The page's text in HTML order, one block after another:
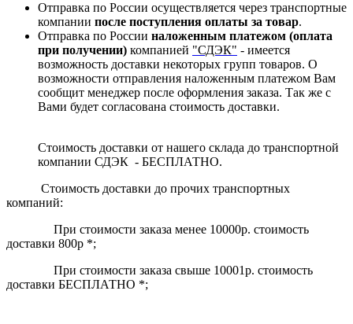
Отправка по России осуществляется через транспортные
компании после поступления оплаты за товар.
Отправка по России наложенным платежом (оплата
при получении) компанией "СДЭК" - имеется
возможность доставки некоторых групп товаров. О
возможности отправления наложенным платежом Вам
сообщит менеджер после оформления заказа. Так же с
Вами будет согласована стоимость доставки.
Стоимость доставки от нашего склада до транспортной
компании СДЭК - БЕСПЛАТНО.
Стоимость доставки до прочих транспортных
компаний:
При стоимости заказа менее 10000р. стоимость
доставки 800р *;
При стоимости заказа свыше 10001р. стоимость
доставки БЕСПЛАТНО *;